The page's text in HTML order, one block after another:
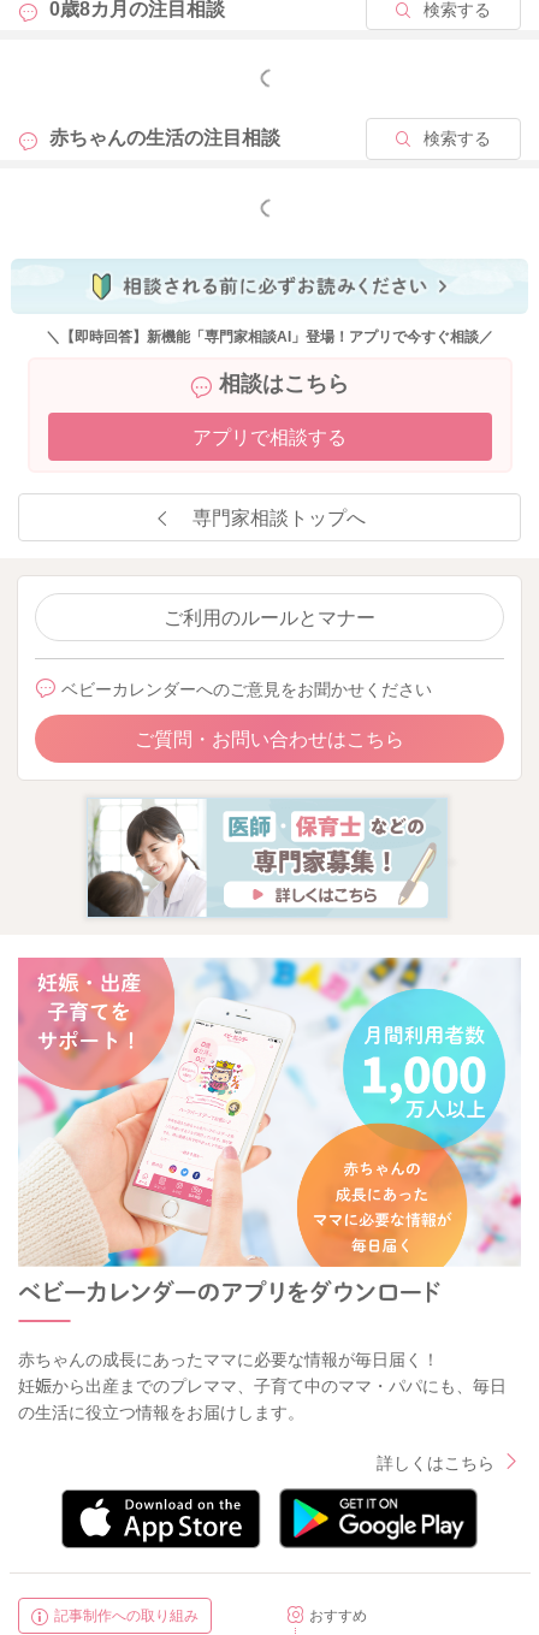
0歳8カ月の注目相談 検索する
もっと見る
赤ちゃんの生活の注目相談 検索する
もっと見る
＼【即時回答】新機能「専門家相談AI」登場！アプリで今すぐ相談／
相談はこちら
アプリで相談する
専門家相談トップへ
ご利用のルールとマナー
ベビーカレンダーへのご意見をお聞かせください
ご質問・お問い合わせはこちら
赤ちゃんの成長にあったママに必要な情報が毎日届く！
妊娠から出産までのプレママ、子育て中のママ・パパにも、毎日
の生活に役立つ情報をお届けします。
詳しくはこちら
記事制作への取り組み
おすすめ